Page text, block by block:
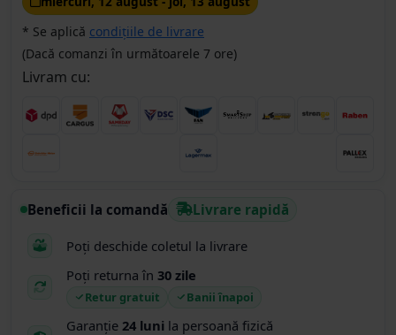
* Se aplică condițiile de livrare
(Dacă comanzi în următoarele 7 ore)
Livram cu:
Beneficii la comandă Livrare rapidă
Poți deschide coletul la livrare
Poți returna în 30 zile
Retur gratuit Banii înapoi
Garanție 24 luni la persoană fizică